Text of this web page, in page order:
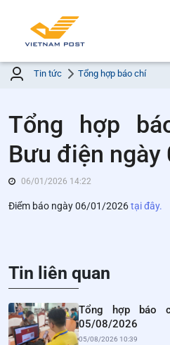
Tin tức Tổng hợp báo chí
Tổng hợp
Bưu điện
06/01/2026 14:22
Điểm báo ngày 06/01/2026tại đây.
Tin liên quan
Tổng hợp báo
05/08/2026
05/08/2026 10:39